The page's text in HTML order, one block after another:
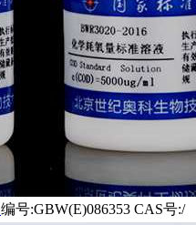
编号:GBW(E)086353 CAS号:/